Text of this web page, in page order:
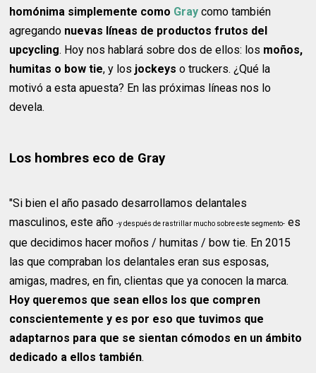
homónima simplemente como Gray como también
agregando nuevas líneas de productos frutos del
upcycling. Hoy nos hablará sobre dos de ellos: los moños,
humitas o bow tie, y los jockeyso truckers. ¿Qué la
motivó a esta apuesta? En las próximas líneas nos lo
devela.
Los hombres eco de Gray
"Si bien el año pasado desarrollamos delantales
masculinos, este año-y después de rastrillar mucho sobre este segmento- es
que decidimos hacer moños / humitas / bow tie. En 2015
las que compraban los delantales eran sus esposas,
amigas, madres, en fin, clientas que ya conocen la marca.
Hoy queremos que sean ellos los que compren
conscientemente y es por eso que tuvimos que
adaptarnos para que se sientan cómodos en un ámbito
dedicado a ellos también.